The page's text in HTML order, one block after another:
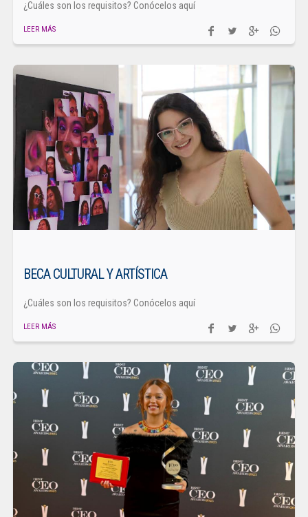
¿Cuáles son los requisitos? Conócelos aquí
LEER MÁS
BECA CULTURAL Y ARTÍSTICA
¿Cuáles son los requisitos? Conócelos aquí
LEER MÁS